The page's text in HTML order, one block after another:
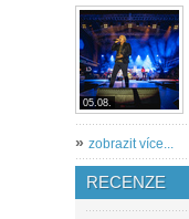
05.08.
» zobrazit více...
RECENZE